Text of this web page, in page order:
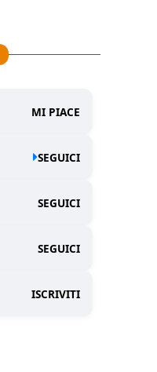
MI PIACE
SEGUICI
SEGUICI
SEGUICI
ISCRIVITI